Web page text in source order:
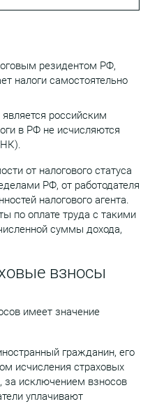
резидентом РФ,
налоги самостоятельно
российским
в РФ не исчисляются
от налогового статуса
РФ, от работодателя
налогового агента.
по оплате труда с такими
суммы дохода,
взносы
имеет значение
гражданин, его
исчисления страховых
за исключением взносов
уплачивают